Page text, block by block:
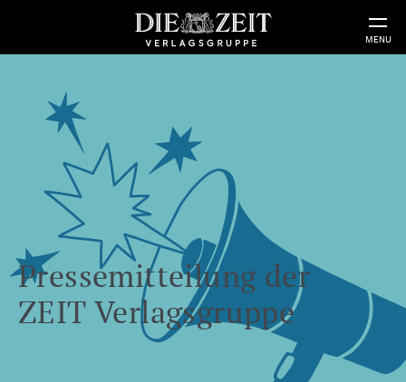
MENU
Pressemitteilung der
ZEIT Verlagsgruppe